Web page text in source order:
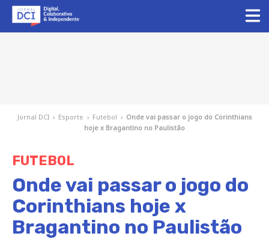
Jornal DCI › Esporte › Futebol › Onde vai passar o jogo do Corinthians
hoje x Bragantino no Paulistão
FUTEBOL
Onde vai passar o jogo do
Corinthians hoje x
Bragantino no Paulistão